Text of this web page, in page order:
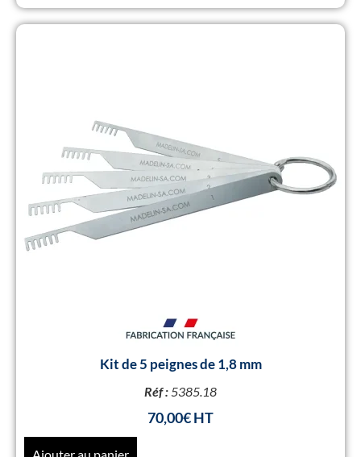
Kit de 5 peignes de 1,8 mm
Réf :5385.18
70,00€